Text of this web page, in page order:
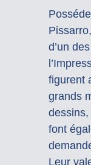
d’un
figurent
grands
font
Leur